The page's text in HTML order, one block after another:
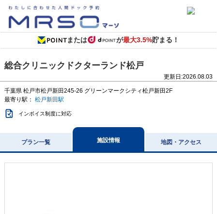
または が最大3.5%貯まる！
総合クリニックドクターランド松戸
更新日:2026.08.03
千葉県 松戸市松戸新田245-26 グリーンマークシティ松戸新田2F
最寄り駅： 松戸新田駅
インボイス制度に対応
プラン一覧 施設情報 地図・アクセス